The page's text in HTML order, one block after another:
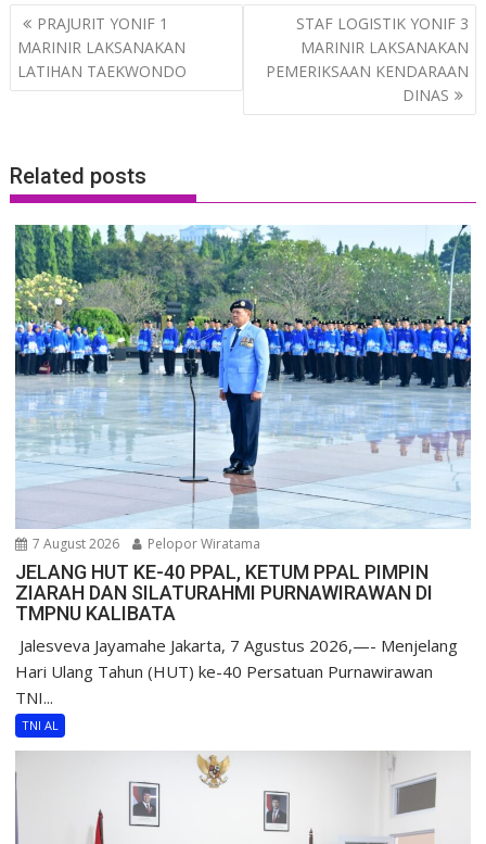
Post
navigation
PRAJURIT YONIF 1
MARINIR LAKSANAKAN
LATIHAN TAEKWONDO
STAF LOGISTIK YONIF 3
MARINIR LAKSANAKAN
PEMERIKSAAN KENDARAAN
DINAS
Related posts
7 August 2026 Pelopor Wiratama
JELANG HUT KE-40 PPAL, KETUM PPAL PIMPIN
ZIARAH DAN SILATURAHMI PURNAWIRAWAN DI
TMPNU KALIBATA
​ Jalesveva Jayamahe Jakarta, 7 Agustus 2026,—- Menjelang
Hari Ulang Tahun (HUT) ke-40 Persatuan Purnawirawan
TNI...
TNI AL